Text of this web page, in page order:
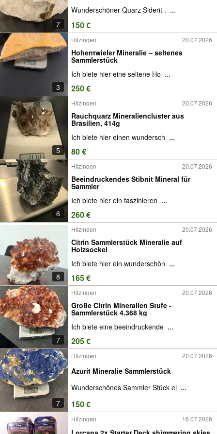
7
Wunderschöner Quarz Siderit . ...
150 €
3
Hilzingen 20.07.2026
Hohentwieler Mineralie – seltenes
Sammlerstück
Ich biete hier eine seltene Ho ...
250 €
5
Hilzingen 20.07.2026
Rauchquarz Mineraliencluster aus
Brasilien, 414g
Ich biete hier einen wundersch ...
80 €
6
Hilzingen 20.07.2026
Beeindruckendes Stibnit Mineral für
Sammler
Ich biete hier ein faszinieren ...
260 €
8
Hilzingen 20.07.2026
Citrin Sammlerstück Mineralie auf
Holzsockel
Ich biete hier ein wunderschön ...
165 €
7
Hilzingen 20.07.2026
Große Citrin Mineralien Stufe -
Sammlerstück 4.368 kg
Ich biete eine beeindruckende ...
205 €
7
Hilzingen 20.07.2026
Azurit Mineralie Sammlerstück
Wunderschönes Sammler Stück ei ...
150 €
Hilzingen 16.07.2026